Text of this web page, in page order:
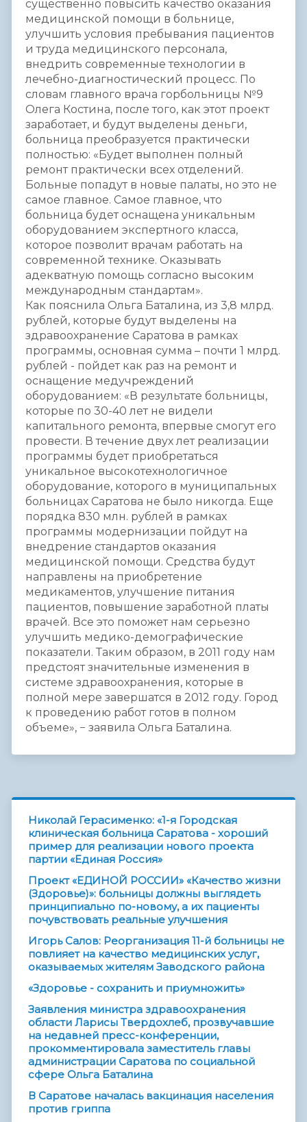
существенно повысить качество оказания
медицинской помощи в больнице,
улучшить условия пребывания пациентов
и труда медицинского персонала,
внедрить современные технологии в
лечебно-диагностический процесс. По
словам главного врача горбольницы №9
Олега Костина, после того, как этот проект
заработает, и будут выделены деньги,
больница преобразуется практически
полностью: «Будет выполнен полный
ремонт практически всех отделений.
Больные попадут в новые палаты, но это не
самое главное. Самое главное, что
больница будет оснащена уникальным
оборудованием экспертного класса,
которое позволит врачам работать на
современной технике. Оказывать
адекватную помощь согласно высоким
международным стандартам».
Как пояснила Ольга Баталина, из 3,8 млрд.
рублей, которые будут выделены на
здравоохранение Саратова в рамках
программы, основная сумма – почти 1 млрд.
рублей - пойдет как раз на ремонт и
оснащение медучреждений
оборудованием: «В результате больницы,
которые по 30-40 лет не видели
капитального ремонта, впервые смогут его
провести. В течение двух лет реализации
программы будет приобретаться
уникальное высокотехнологичное
оборудование, которого в муниципальных
больницах Саратова не было никогда. Еще
порядка 830 млн. рублей в рамках
программы модернизации пойдут на
внедрение стандартов оказания
медицинской помощи. Средства будут
направлены на приобретение
медикаментов, улучшение питания
пациентов, повышение заработной платы
врачей. Все это поможет нам серьезно
улучшить медико-демографические
показатели. Таким образом, в 2011 году нам
предстоят значительные изменения в
системе здравоохранения, которые в
полной мере завершатся в 2012 году. Город
к проведению работ готов в полном
объеме», − заявила Ольга Баталина.
Николай Герасименко: «1-я Городская
клиническая больница Саратова - хороший
пример для реализации нового проекта
партии «Единая Россия»
Проект «ЕДИНОЙ РОССИИ» «Качество жизни
(Здоровье)»: больницы должны выглядеть
принципиально по-новому, а их пациенты
почувствовать реальные улучшения
Игорь Салов: Реорганизация 11-й больницы не
повлияет на качество медицинских услуг,
оказываемых жителям Заводского района
«Здоровье - сохранить и приумножить»
Заявления министра здравоохранения
области Ларисы Твердохлеб, прозвучавшие
на недавней пресс-конференции,
прокомментировала заместитель главы
администрации Саратова по социальной
сфере Ольга Баталина
В Саратове началась вакцинация населения
против гриппа